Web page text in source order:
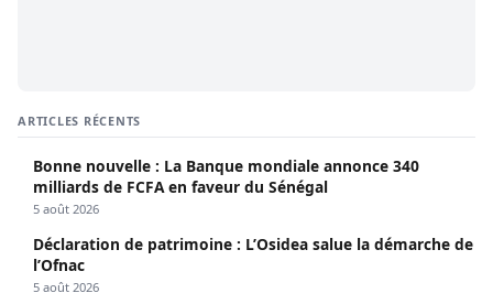
ARTICLES RÉCENTS
Bonne nouvelle : La Banque mondiale annonce 340
milliards de FCFA en faveur du Sénégal
5 août 2026
Déclaration de patrimoine : L’Osidea salue la démarche de
l’Ofnac
5 août 2026